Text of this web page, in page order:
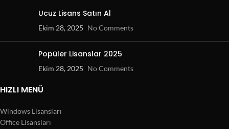
Ucuz Lisans Satın Al
Ekim 28, 2025 No Comments
Popüler Lisanslar 2025
Ekim 28, 2025 No Comments
HIZLI MENÜ
Windows Lisansları
Office Lisansları